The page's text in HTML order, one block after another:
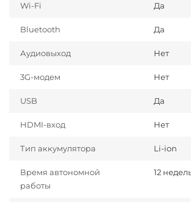
Wi-Fi Да
Bluetooth Да
Аудиовыход Нет
3G-модем Нет
USB Да
HDMI-вход Нет
Тип аккумулятора Li-ion
Время автономной
работы
12